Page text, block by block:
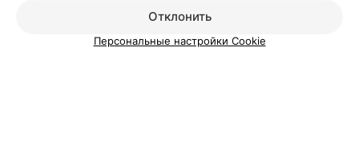
Отклонить
Персональные настройки Cookie